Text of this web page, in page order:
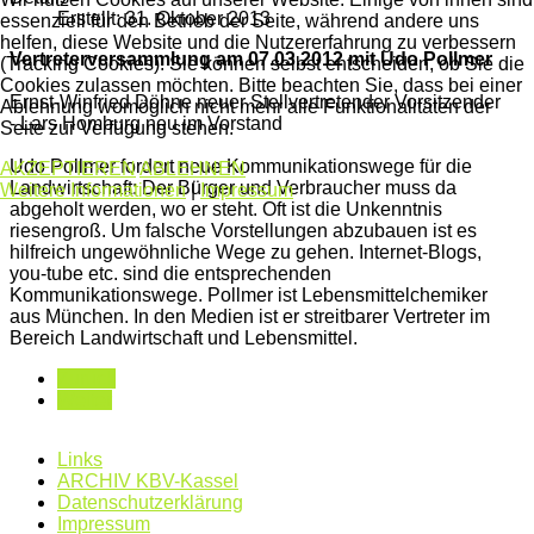
Erstellt: 31. Oktober 2013
Vertreterversammlung am 07.03.2012 mit Udo Pollmer
Ernst-Winfried Döhne neuer Stellvertretender Vorsitzender
- Lars Homburg neu im Vorstand
Udo Pollmer fordert neue Kommunikationswege für die
Landwirtschaft: Der Bürger und Verbraucher muss da
abgeholt werden, wo er steht. Oft ist die Unkenntnis
riesengroß. Um falsche Vorstellungen abzubauen ist es
hilfreich ungewöhnliche Wege zu gehen. Internet-Blogs,
you-tube etc. sind die entsprechenden
Kommunikationswege. Pollmer ist Lebensmittelchemiker
aus München. In den Medien ist er streitbarer Vertreter im
Bereich Landwirtschaft und Lebensmittel.
Links
ARCHIV KBV-Kassel
Datenschutzerklärung
Impressum
essenziell für den Betrieb der Seite, während andere uns
helfen, diese Website und die Nutzererfahrung zu verbessern
(Tracking Cookies). Sie können selbst entscheiden, ob Sie die
Cookies zulassen möchten. Bitte beachten Sie, dass bei einer
Ablehnung womöglich nicht mehr alle Funktionalitäten der
Seite zur Verfügung stehen.
AKZEPTIERENABLEHNEN
Weitere Informationen|Impressum